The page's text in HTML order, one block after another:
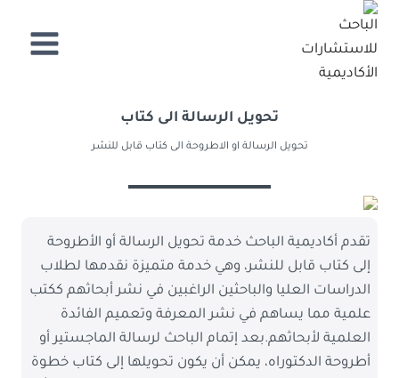
التجاوز
تحويل الرسالة الى كتاب
تحويل الرسالة او الاطروحة الى كتاب قابل للنشر
تقدم أكاديمية الباحث خدمة تحويل الرسالة أو الأطروحة
إلى كتاب قابل للنشر، وهي خدمة متميزة نقدمها لطلاب
الدراسات العليا والباحثين الراغبين في نشر أبحاثهم ككتب
علمية مما يساهم في نشر المعرفة وتعميم الفائدة
العلمية لأبحاثهم.بعد إتمام الباحث لرسالة الماجستير أو
أطروحة الدكتوراه، يمكن أن يكون تحويلها إلى كتاب خطوة